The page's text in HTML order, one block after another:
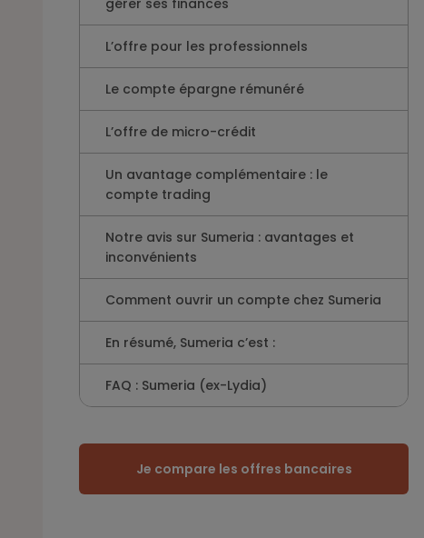
L’offre pour les professionnels
Le compte épargne rémunéré
L’offre de micro-crédit
Un avantage complémentaire : le
compte trading
Notre avis sur Sumeria : avantages et
inconvénients
Comment ouvrir un compte chez Sumeria
En résumé, Sumeria c’est :
FAQ : Sumeria (ex-Lydia)
Je compare les offres bancaires